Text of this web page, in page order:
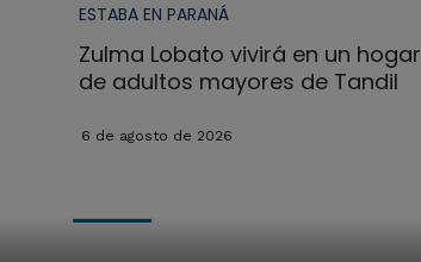
ESTABA EN PARANÁ
Zulma Lobato vivirá en un hogar
de adultos mayores de Tandil
6 de agosto de 2026